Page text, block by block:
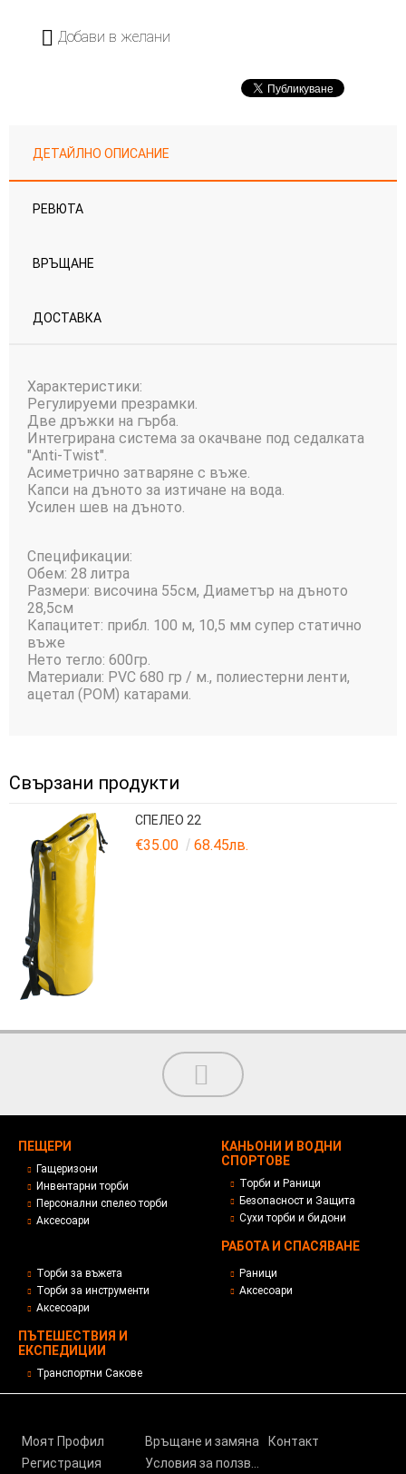
Добави в желани
ДЕТАЙЛНО ОПИСАНИЕ
РЕВЮТА
ВРЪЩАНЕ
ДОСТАВКА
Характеристики:
Регулируеми презрамки.
Две дръжки на гърба.
Интегрирана система за окачване под седалката
"Anti-Twist".
Асиметрично затваряне с въже.
Капси на дъното за изтичане на вода.
Усилен шев на дъното.
Спецификации:
Обем: 28 литра
Размери: височина 55см, Диаметър на дъното
28,5см
Капацитет: прибл. 100 м, 10,5 мм супер статично
въже
Нето тегло: 600гр.
Материали: PVC 680 гр / м., полиестерни ленти,
ацетал (POM) катарами.
Свързани продукти
СПЕЛЕО 22
€35.00 68.45лв.
ПЕЩЕРИ
Гащеризони
Инвентарни торби
Персонални спелео торби
Аксесоари
КАНЬОНИ И ВОДНИ
СПОРТОВЕ
Торби и Раници
Безопасност и Защита
Сухи торби и бидони
РАБОТА И СПАСЯВАНЕ
Торби за въжета
Торби за инструменти
Аксесоари
ПЪТЕШЕСТВИЯ И
ЕКСПЕДИЦИИ
Транспортни Сакове
Раници
Аксесоари
Моят Профил
Регистрация
Връщане и замяна
Контакт